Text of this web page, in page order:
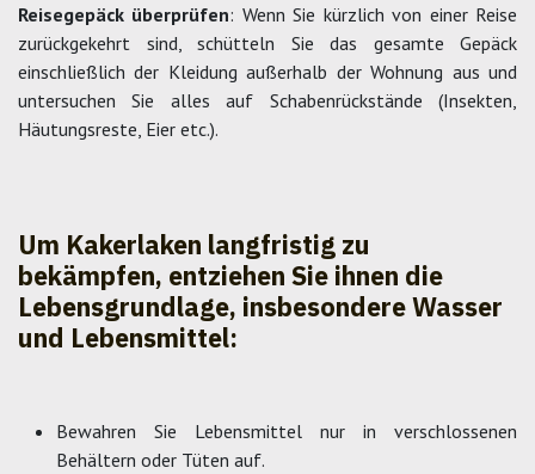
Reisegepäck überprüfen: Wenn Sie kürzlich von einer Reise
zurückgekehrt sind, schütteln Sie das gesamte Gepäck
einschließlich der Kleidung außerhalb der Wohnung aus und
untersuchen Sie alles auf Schabenrückstände (Insekten,
Häutungsreste, Eier etc.).
Um Kakerlaken langfristig zu
bekämpfen, entziehen Sie ihnen die
Lebensgrundlage, insbesondere Wasser
und Lebensmittel:
Bewahren Sie Lebensmittel nur in verschlossenen
Behältern oder Tüten auf.